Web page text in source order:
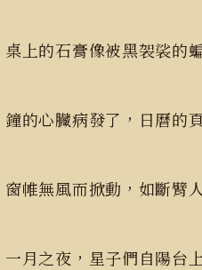
桌上的石膏像被黑袈裟的
鐘的心臟病發了，日曆的
窗帷無風而掀動，如斷臂
一月之夜，星子們自陽台